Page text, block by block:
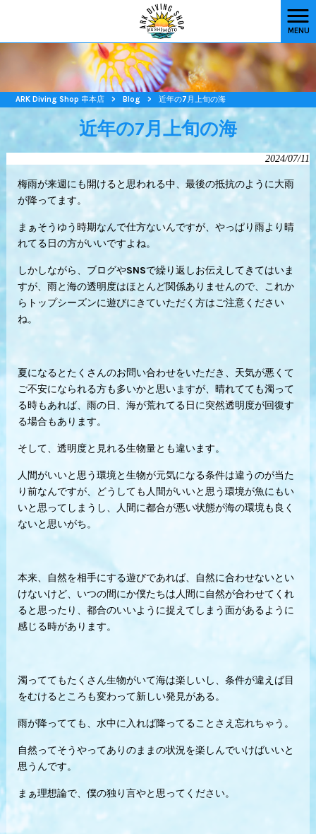
MENU
ARK Diving Shop 串本店 > Blog > 近年の7月上旬の海
近年の7月上旬の海
2024/07/11
梅雨が来週にも開けると思われる中、最後の抵抗のように大雨
が降ってます。
まぁそうゆう時期なんで仕方ないんですが、やっぱり雨より晴
れてる日の方がいいですよね。
しかしながら、ブログやSNSで繰り返しお伝えしてきてはいま
すが、雨と海の透明度はほとんど関係ありませんので、これか
らトップシーズンに遊びにきていただく方はご注意ください
ね。
夏になるとたくさんのお問い合わせをいただき、天気が悪くて
ご不安になられる方も多いかと思いますが、晴れてても濁って
る時もあれば、雨の日、海が荒れてる日に突然透明度が回復す
る場合もあります。
そして、透明度と見れる生物量とも違います。
人間がいいと思う環境と生物が元気になる条件は違うのが当た
り前なんですが、どうしても人間がいいと思う環境が魚にもい
いと思ってしまうし、人間に都合が悪い状態が海の環境も良く
ないと思いがち。
本来、自然を相手にする遊びであれば、自然に合わせないとい
けないけど、いつの間にか僕たちは人間に自然が合わせてくれ
ると思ったり、都合のいいように捉えてしまう面があるように
感じる時があります。
濁っててもたくさん生物がいて海は楽しいし、条件が違えば目
をむけるところも変わって新しい発見がある。
雨が降ってても、水中に入れば降ってることさえ忘れちゃう。
自然ってそうやってありのままの状況を楽しんでいけばいいと
思うんです。
まぁ理想論で、僕の独り言やと思ってください。